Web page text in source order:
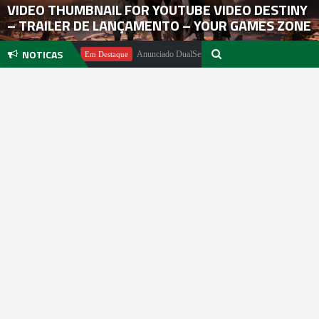
VIDEO THUMBNAIL FOR YOUTUBE VIDEO DESTINY
– TRAILER DE LANÇAMENTO – YOUR GAMES ZONE
NOTICAS
Pachter Em Destaque Anunciado DualSense The Last of Us Limited Edition